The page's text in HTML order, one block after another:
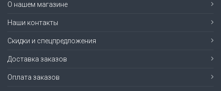
О нашем магазине
Наши контакты
Скидки и спецпредложения
Доставка заказов
Оплата заказов